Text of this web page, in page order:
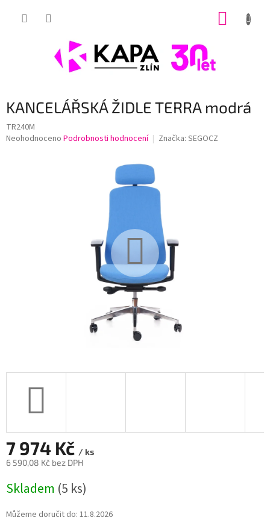
KANCELÁŘSKÁ ŽIDLE TERRA modrá
TR240M
Průměrné
Neohodnoceno Podrobnosti hodnocení Značka: SEGOCZ
7 974 Kč / ks
6 590,08 Kč bez DPH
cena:
Skladem (5 ks)
Můžeme doručit do: 11.8.2026